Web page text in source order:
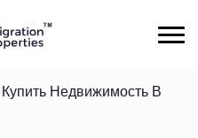
Купить Недвижимость В